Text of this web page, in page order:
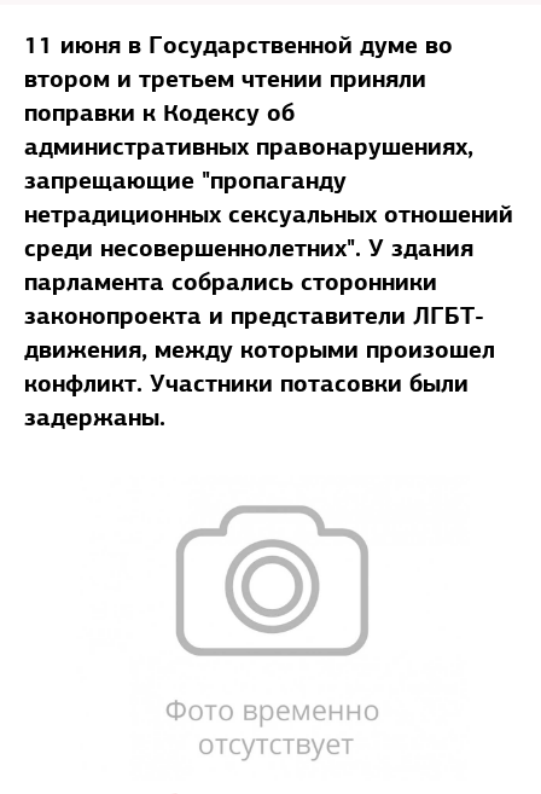
11 июня в Государственной думе во
втором и третьем чтении приняли
поправки к Кодексу об
административных правонарушениях,
запрещающие "пропаганду
нетрадиционных сексуальных отношений
среди несовершеннолетних". У здания
парламента собрались сторонники
законопроекта и представители ЛГБТ-
движения, между которыми произошел
конфликт. Участники потасовки были
задержаны.